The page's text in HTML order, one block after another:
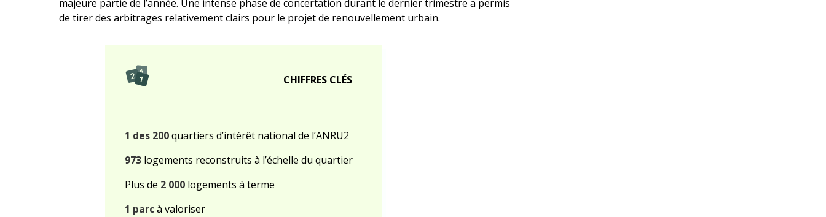
majeure partie de l’année. Une intense phase de concertation durant le dernier trimestre a permis
de tirer des arbitrages relativement clairs pour le projet de renouvellement urbain.
CHIFFRES CLÉS
1 des 200quartiers d’intérêt national de l’ANRU2
973 logements reconstruits à l’échelle du quartier
Plus de 2 000 logements à terme
1 parcà valoriser